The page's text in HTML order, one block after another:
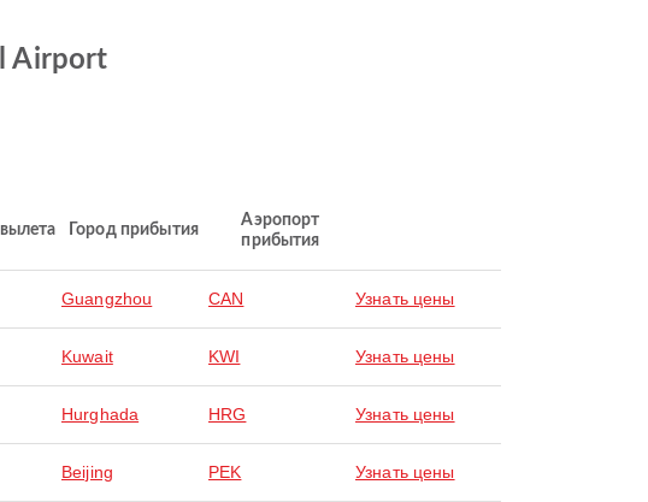
Airport
Город прибытия
Аэропорт
прибытия
Guangzhou CAN Узнать цены
Kuwait KWI Узнать цены
Hurghada HRG Узнать цены
Beijing PEK Узнать цены